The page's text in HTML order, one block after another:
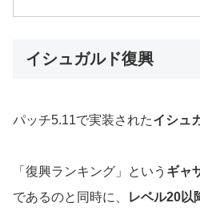
イシュガルド復興
パッチ5.11で実装されたイシュ
「復興ランキング」という ギャ
であるのと同時に、
レベル20以